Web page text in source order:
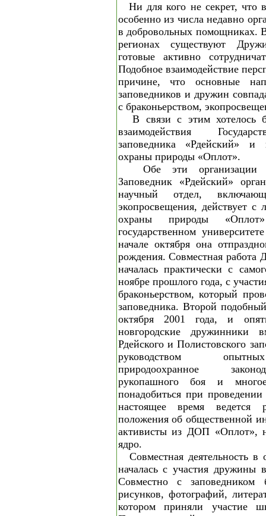
Ни для кого не секрет, что
особенно из числа недавно
в добровольных помощниках.
регионах существуют
готовые активно
Подобное взаимодействие
причине, что основные
заповедников и дружин
с браконьерством,
В связи с этим хотелось
взаимодействия
заповедника «Рдейский» и
охраны природы «Оплот».
Обе эти организации
Заповедник «Рдейский»
научный отдел,
экопросвещения, действует с
охраны природы
государственном
начале октября она
рождения. Совместная работа
началась практически с
ноябре прошлого года, с
браконьерством, который
заповедника. Второй
октября 2001 года, и
новгородские дружинники
Рдейского и Полистовского
руководством
природоохранное
рукопашного боя и
понадобиться при
настоящее время ведется
положения об общественной
активисты из ДОП «Оплот»,
ядро.
Совместная деятельность в
началась с участия дружины
Совместно с заповедником
рисунков, фотографий,
котором приняли участие